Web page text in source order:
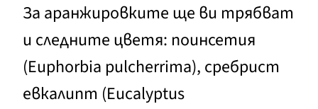
За аранжировките ще ви трябват
и следните цветя: поинсетия
(Euphorbia pulcherrima), сребрист
евкалипт (Eucalyptus